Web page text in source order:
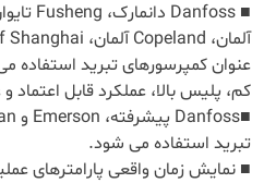
عنوان کمپرسورهای تبرید استفاده
کم، پلیس بالا، عملکرد قابل اعتماد
تبرید استفاده می شود.
■ نمایش زمان واقعی پارامترهای